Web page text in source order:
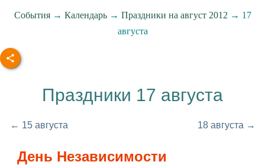
События→ Календарь→ Праздники на август 2012 → 17
августа
Праздники 17 августа
← 15 августа 18 августа →
День Независимости